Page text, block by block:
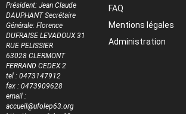
Président: Jean Claude
DAUPHANT Secrétaire
Générale: Florence
DUFRAISE LEVADOUX 31
RUE PELISSIER
63028 CLERMONT
FERRAND CEDEX 2
tel : 0473147912
fax : 0473909628
email :
accueil@ufolep63.org
FAQ
Mentions légales
Administration